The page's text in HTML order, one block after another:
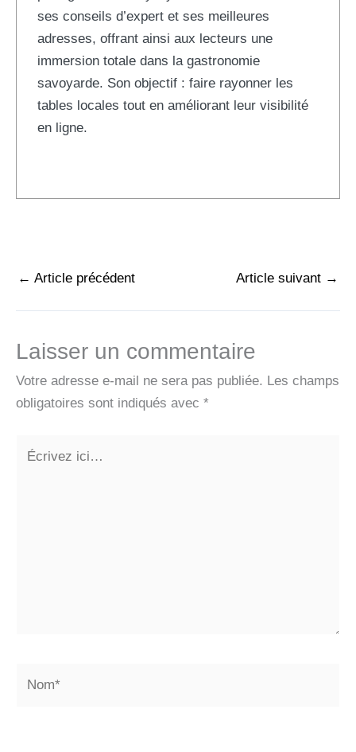
ses conseils d’expert et ses meilleures
adresses, offrant ainsi aux lecteurs une
immersion totale dans la gastronomie
savoyarde. Son objectif : faire rayonner les
tables locales tout en améliorant leur visibilité
en ligne.
← Article précédent Article suivant →
Laisser un commentaire
Votre adresse e-mail ne sera pas publiée. Les champs
obligatoires sont indiqués avec *